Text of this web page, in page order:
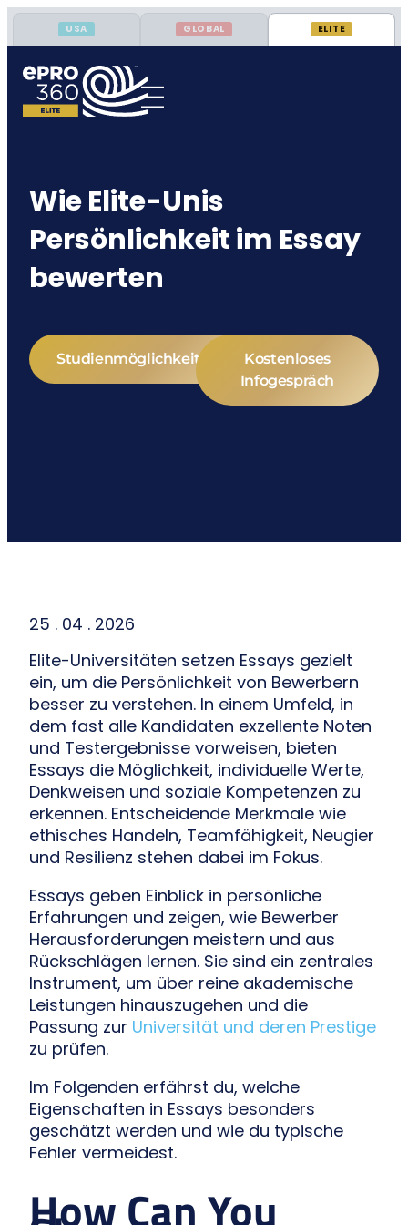
USA GLOBAL ELITE
Wie Elite-Unis
Persönlichkeit im Essay
bewerten
Studienmöglichkeiten
Kostenloses
Infogespräch
25 . 04 . 2026
Elite-Universitäten setzen Essays gezielt
ein, um die Persönlichkeit von Bewerbern
besser zu verstehen. In einem Umfeld, in
dem fast alle Kandidaten exzellente Noten
und Testergebnisse vorweisen, bieten
Essays die Möglichkeit, individuelle Werte,
Denkweisen und soziale Kompetenzen zu
erkennen. Entscheidende Merkmale wie
ethisches Handeln, Teamfähigkeit, Neugier
und Resilienz stehen dabei im Fokus.
Essays geben Einblick in persönliche
Erfahrungen und zeigen, wie Bewerber
Herausforderungen meistern und aus
Rückschlägen lernen. Sie sind ein zentrales
Instrument, um über reine akademische
Leistungen hinauszugehen und die
Passung zur Universität und deren Prestige
zu prüfen.
Im Folgenden erfährst du, welche
Eigenschaften in Essays besonders
geschätzt werden und wie du typische
Fehler vermeidest.
How Can You